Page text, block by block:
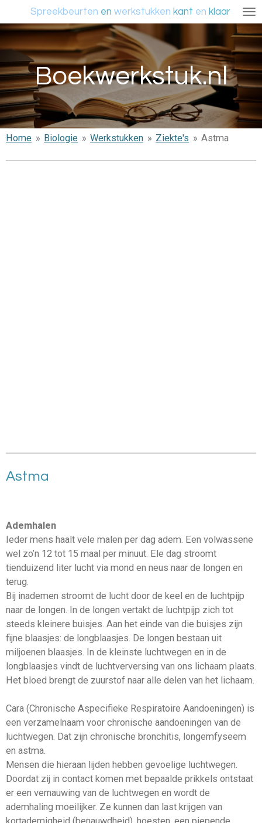
direct
naar
hoofdinhoud
Spreekbeurten en werkstukken kant en klaar
Boekwerkstuk.nl
Home » Biologie » Werkstukken » Ziekte's » Astma
Astma
Ademhalen
Ieder mens haalt vele malen per dag adem. Een volwassene
wel zo’n 12 tot 15 maal per minuut. Ele dag stroomt
tienduizend liter lucht via mond en neus naar de longen en
terug.
Bij inademen stroomt de lucht door de keel en de luchtpijp
naar de longen. In de longen vertakt de luchtpijp zich tot
steeds kleinere buisjes. Aan het einde van die buisjes zijn
fijne blaasjes: de longblaasjes. De longen bestaan uit
miljoenen blaasjes. In de kleinste luchtwegen en in de
longblaasjes vindt de luchtverversing van ons lichaam plaats.
Het bloed brengt de zuurstof naar alle delen van het lichaam.
Cara (Chronische Aspecifieke Respiratoire Aandoeningen) is
een verzamelnaam voor chronische aandoeningen van de
luchtwegen. Dat zijn chronische bronchitis, longemfyseem
en astma.
Mensen die hieraan lijden hebben gevoelige luchtwegen.
Doordat zij in contact komen met bepaalde prikkels ontstaat
er een vernauwing van de luchtwegen en wordt de
ademhaling moeilijker. Ze kunnen dan last krijgen van